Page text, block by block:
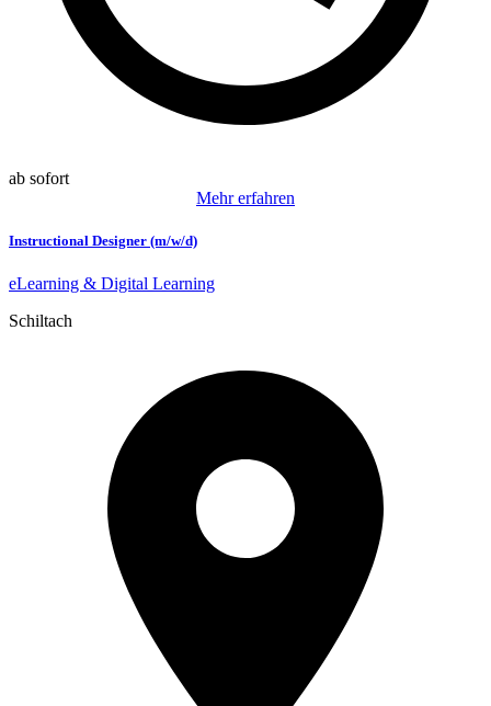
ab sofort
Mehr erfahren
Instructional Designer (m/w/d)
eLearning & Digital Learning
Schiltach